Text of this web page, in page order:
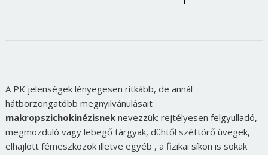
A PK jelenségek lényegesen ritkább, de annál
hátborzongatóbb megnyilvánulásait
makropszichokinézisneknevezzük: rejtélyesen felgyulladó,
megmozduló vagy lebegő tárgyak, dühtől széttörő üvegek,
elhajlott fémeszközök illetve egyéb , a fizikai síkon is sokak